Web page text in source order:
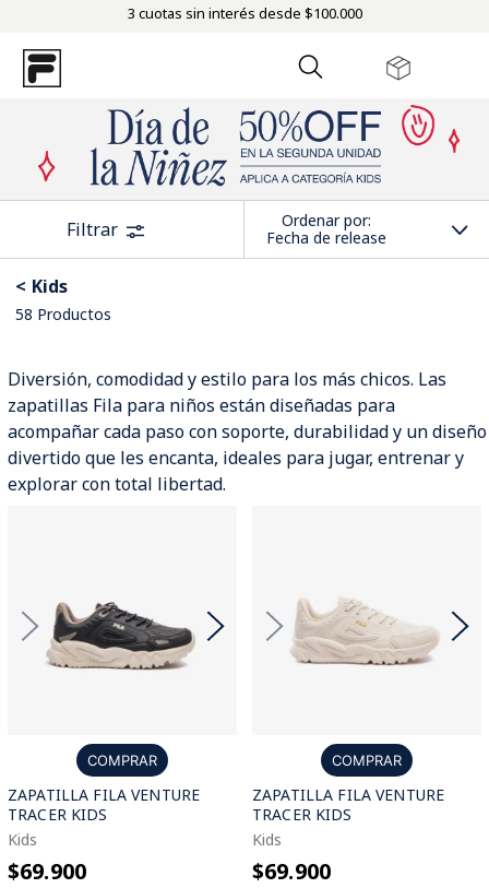
3 cuotas sin interés desde $100.000
Filtrar
Ordenar por
Fecha de release
Kids
58 Productos
Diversión, comodidad y estilo para los más chicos. Las
zapatillas Fila para niños están diseñadas para
acompañar cada paso con soporte, durabilidad y un diseño
divertido que les encanta, ideales para jugar, entrenar y
explorar con total libertad.
COMPRAR
ZAPATILLA FILA VENTURE
TRACER KIDS
Kids
$69.900
COMPRAR
ZAPATILLA FILA VENTURE
TRACER KIDS
Kids
$69.900